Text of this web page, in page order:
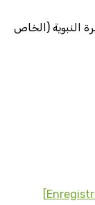
النبوية (الخاص